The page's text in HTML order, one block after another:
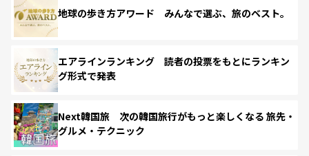
地球の歩き方アワード みんなで選ぶ、旅のベスト。
エアラインランキング 読者の投票をもとにランキン
グ形式で発表
Next韓国旅 次の韓国旅行がもっと楽しくなる 旅先・
グルメ・テクニック